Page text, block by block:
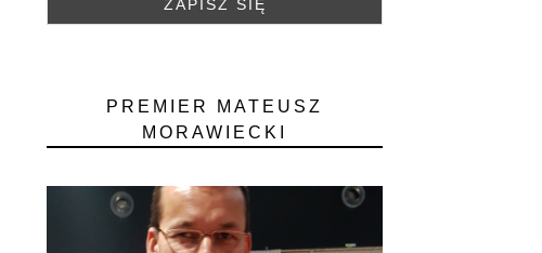
PREMIER MATEUSZ
MORAWIECKI